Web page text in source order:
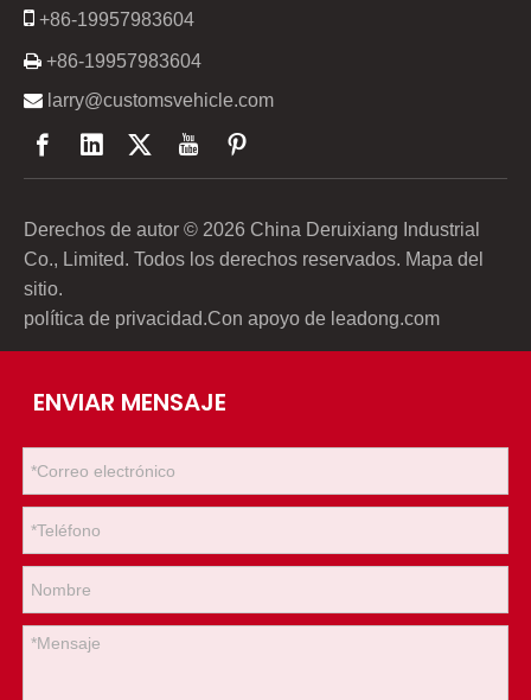
 +86-19957983604
 +86-19957983604
 larry@customsvehicle.com
Derechos de autor © 2026 China Deruixiang Industrial
Co., Limited. Todos los derechos reservados. Mapa del
sitio.
política de privacidad.Con apoyo de leadong.com
ENVIAR MENSAJE